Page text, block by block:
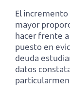
El
mayor
hacer frente
puesto en
deuda
datos